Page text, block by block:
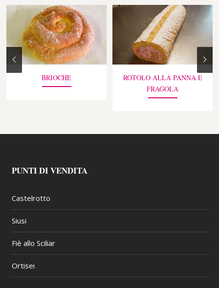
BRIOCHE
ROTOLO ALLA PANNA E
FRAGOLA
PUNTI DI VENDITA
Castelrotto
Siusi
Fiè allo Sciliar
Ortisei